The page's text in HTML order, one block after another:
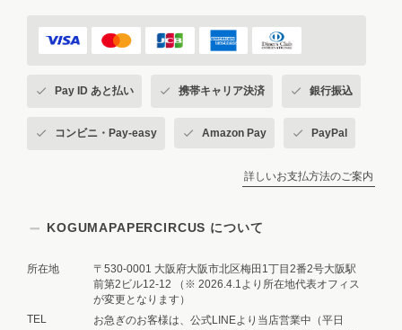
りがとうございます✨ 大切な推しの
方へのお手紙に、このレターセットを
💕 推し活をされていたことを今回初
いつかどなたを応援されているのか、
話を聞いた団長は、「えっ💓……僕に
AH〜♪ ……ホゲェ〜🎤」と、気持ち
……でも、サーカスのみんなからは
「団長、それはちょっと音程が……
😂」と言われています笑 推しの方
Pay ID あと払い 携帯キャリア決済 銀行振込
コンビニ・Pay-easy Amazon Pay PayPal
詳しいお支払方法のご案内
KOGUMAPAPERCIRCUS について
所在地
〒530-0001 大阪府大阪市北区梅田1丁目2番2号大阪駅
前第2ビル12-12 （※ 2026.4.1より所在地代表オフィス
が変更となります）
TEL
お急ぎのお客様は、公式LINEより当店営業中（平日